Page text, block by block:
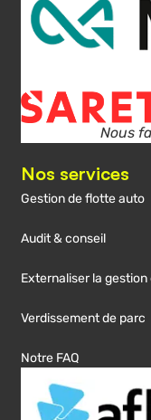
Nous
Nos services
Gestion de flotte auto
Audit & conseil
Externaliser la
Verdissement de parc
Notre FAQ